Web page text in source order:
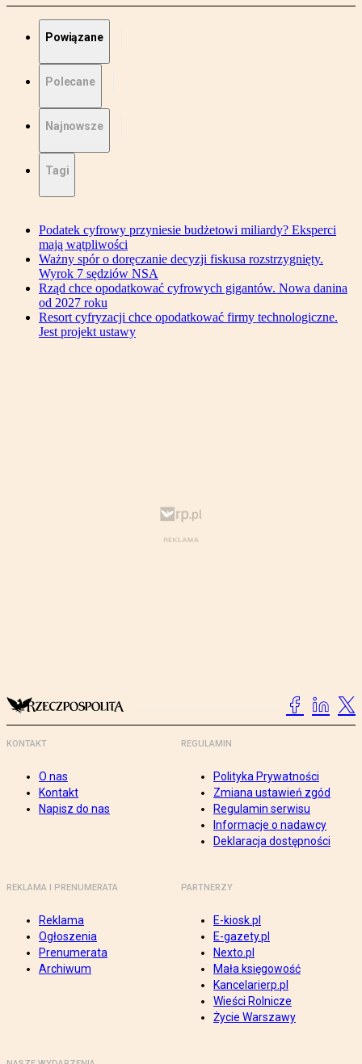
Powiązane
Polecane
Najnowsze
Tagi
Podatek cyfrowy przyniesie budżetowi miliardy? Eksperci
mają wątpliwości
Ważny spór o doręczanie decyzji fiskusa rozstrzygnięty.
Wyrok 7 sędziów NSA
Rząd chce opodatkować cyfrowych gigantów. Nowa danina
od 2027 roku
Resort cyfryzacji chce opodatkować firmy technologiczne.
Jest projekt ustawy
KONTAKT
O nas
Kontakt
Napisz do nas
REGULAMIN
Polityka Prywatności
Zmiana ustawień zgód
Regulamin serwisu
Informacje o nadawcy
Deklaracja dostępności
REKLAMA I PRENUMERATA
Reklama
Ogłoszenia
Prenumerata
Archiwum
PARTNERZY
E-kiosk.pl
E-gazety.pl
Nexto.pl
Mała księgowość
Kancelarierp.pl
Wieści Rolnicze
Życie Warszawy